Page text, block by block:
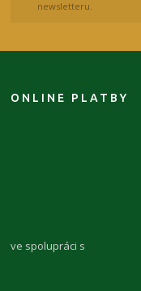
newsletteru.
ONLINE PLATBY
ve spolupráci s